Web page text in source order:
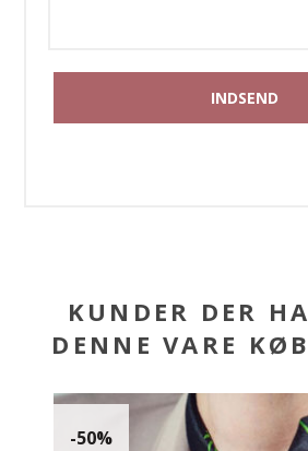
KUNDER DER
DENNE VARE
-50%